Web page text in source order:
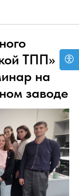
ТПП»
на
заводе